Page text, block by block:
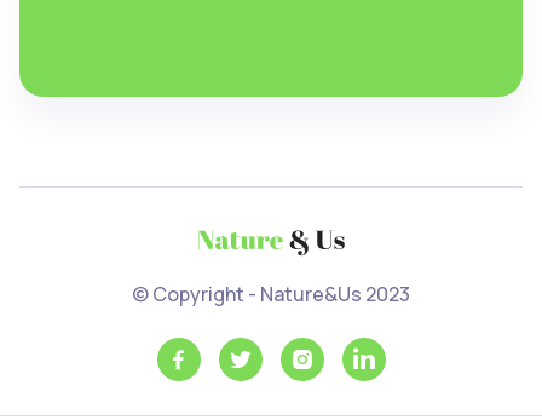
© Copyright - Nature&Us 2023
   